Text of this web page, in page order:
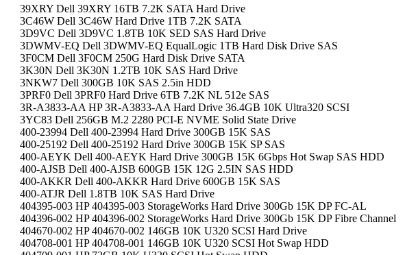
39XRY Dell 39XRY 16TB 7.2K SATA Hard Drive
3C46W Dell 3C46W Hard Drive 1TB 7.2K SATA
3D9VC Dell 3D9VC 1.8TB 10K SED SAS Hard Drive
3DWMV-EQ Dell 3DWMV-EQ EqualLogic 1TB Hard Disk Drive SAS
3F0CM Dell 3F0CM 250G Hard Disk Drive SATA
3K30N Dell 3K30N 1.2TB 10K SAS Hard Drive
3NKW7 Dell 300GB 10K SAS 2.5in HDD
3PRF0 Dell 3PRF0 Hard Drive 6TB 7.2K NL 512e SAS
3R-A3833-AA HP 3R-A3833-AA Hard Drive 36.4GB 10K Ultra320 SCSI
3YC83 Dell 256GB M.2 2280 PCI-E NVME Solid State Drive
400-23994 Dell 400-23994 Hard Drive 300GB 15K SAS
400-25192 Dell 400-25192 Hard Drive 300GB 15K SP SAS
400-AEYK Dell 400-AEYK Hard Drive 300GB 15K 6Gbps Hot Swap SAS HDD
400-AJSB Dell 400-AJSB 600GB 15K 12G 2.5IN SAS HDD
400-AKKR Dell 400-AKKR Hard Drive 600GB 15K SAS
400-ATJR Dell 1.8TB 10K SAS Hard Drive
404395-003 HP 404395-003 StorageWorks Hard Drive 300Gb 15K DP FC-AL
404396-002 HP 404396-002 StorageWorks Hard Drive 300Gb 15K DP Fibre Channel
404670-002 HP 404670-002 146GB 10K U320 SCSI Hard Drive
404708-001 HP 404708-001 146GB 10K U320 SCSI Hot Swap HDD